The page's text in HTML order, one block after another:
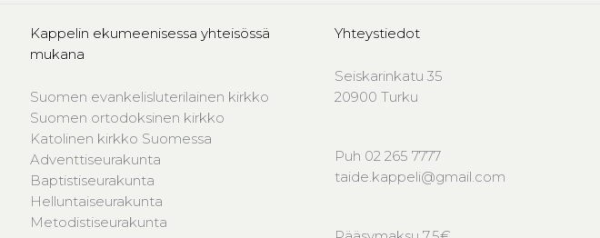
Kappelin ekumeenisessa yhteisössä
mukana
Suomen evankelisluterilainen kirkko
Suomen ortodoksinen kirkko
Katolinen kirkko Suomessa
Adventtiseurakunta
Baptistiseurakunta
Helluntaiseurakunta
Metodistiseurakunta
Yhteystiedot
Seiskarinkatu 35
20900 Turku
Puh 02 265 7777
taide.kappeli@gmail.com